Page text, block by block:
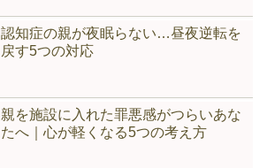
認知症の親が夜眠らない…昼夜逆転を
戻す5つの対応
親を施設に入れた罪悪感がつらいあな
たへ｜心が軽くなる5つの考え方